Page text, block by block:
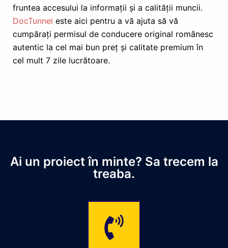
fruntea accesului la informații și a calității muncii.
DocTunnel este aici pentru a vă ajuta să vă
cumpărați permisul de conducere original românesc
autentic la cel mai bun preț și calitate premium în
cel mult 7 zile lucrătoare.
Ai un proiect în minte? Sa trecem la
treaba.